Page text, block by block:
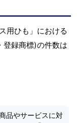
用ひも」における
登録商標)の件数は
品やサービスに対